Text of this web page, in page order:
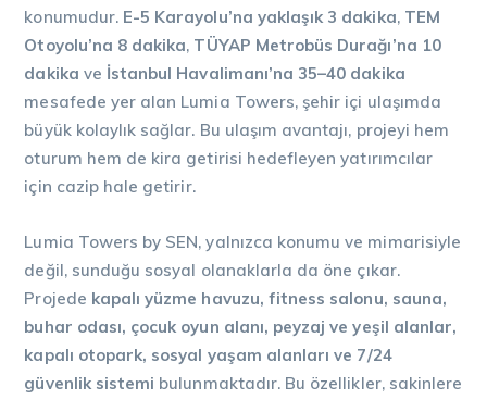
konumudur. E-5 Karayolu’na yaklaşık 3 dakika, TEM
Otoyolu’na 8 dakika, TÜYAP Metrobüs Durağı’na 10
dakika ve İstanbul Havalimanı’na 35–40 dakika
mesafede yer alan Lumia Towers, şehir içi ulaşımda
büyük kolaylık sağlar. Bu ulaşım avantajı, projeyi hem
oturum hem de kira getirisi hedefleyen yatırımcılar
için cazip hale getirir.
Lumia Towers by SEN, yalnızca konumu ve mimarisiyle
değil, sunduğu sosyal olanaklarla da öne çıkar.
Projede kapalı yüzme havuzu, fitness salonu, sauna,
buhar odası, çocuk oyun alanı, peyzaj ve yeşil alanlar,
kapalı otopark, sosyal yaşam alanları ve 7/24
güvenlik sistemi bulunmaktadır. Bu özellikler, sakinlere